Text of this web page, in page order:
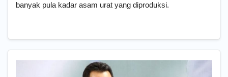
banyak pula kadar asam urat yang diproduksi.